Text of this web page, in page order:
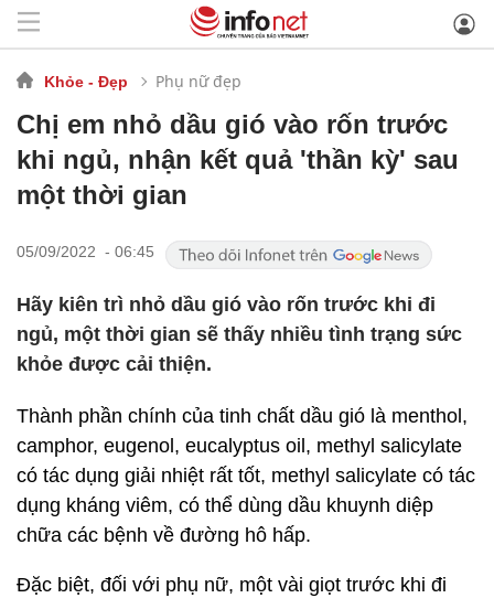
Khỏe - Đẹp Phụ nữ đẹp
Chị em nhỏ dầu gió vào rốn trước
khi ngủ, nhận kết quả 'thần kỳ' sau
một thời gian
05/09/2022 - 06:45
Hãy kiên trì nhỏ dầu gió vào rốn trước khi đi
ngủ, một thời gian sẽ thấy nhiều tình trạng sức
khỏe được cải thiện.
Thành phần chính của tinh chất dầu gió là menthol,
camphor, eugenol, eucalyptus oil, methyl salicylate
có tác dụng giải nhiệt rất tốt, methyl salicylate có tác
dụng kháng viêm, có thể dùng dầu khuynh diệp
chữa các bệnh về đường hô hấp.
Đặc biệt, đối với phụ nữ, một vài giọt trước khi đi